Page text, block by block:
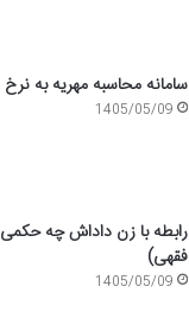
سامانه محاسبه مهریه به
1405/05/09
رابطه با زن داداش چه حکمی
فقهی)
1405/05/09